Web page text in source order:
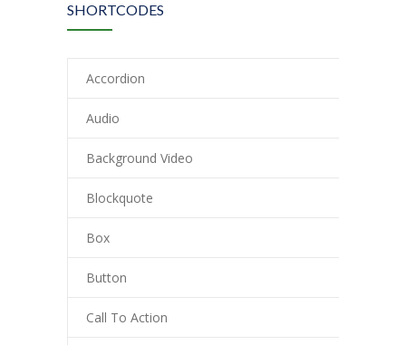
SHORTCODES
Accordion
Audio
Background Video
Blockquote
Box
Button
Call To Action